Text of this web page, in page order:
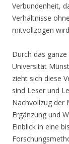
Verbundenheit,
Verhältnisse
mitvollzogen
Durch das
Universität
zieht sich diese
sind Leser und
Nachvollzug der
Ergänzung und
Einblick in eine